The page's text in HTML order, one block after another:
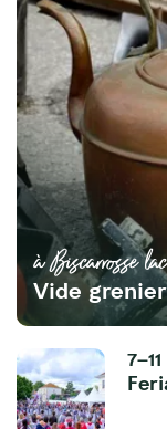
à Biscarrosse lac
Vide